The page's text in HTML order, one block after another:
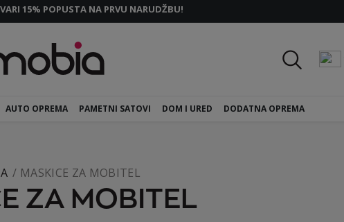
15% POPUSTA NA PRVU NARUDŽBU!
AUTO OPREMA PAMETNI SATOVI DOM I URED DODATNA OPREMA
MASKICE ZA MOBITEL
ZA MOBITEL